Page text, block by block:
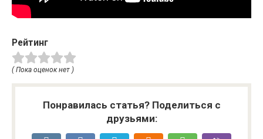
Рейтинг
( Пока оценок нет )
Понравилась статья? Поделиться с
друзьями: